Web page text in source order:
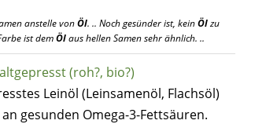
anstelle vonÖl. .. Noch gesünder ist, keinÖlzu
ist demÖlaus hellen Samen sehr ähnlich. ..
(roh?, bio?)
Leinöl (Leinsamenöl, Flachsöl)
gesunden Omega-3-Fettsäuren.